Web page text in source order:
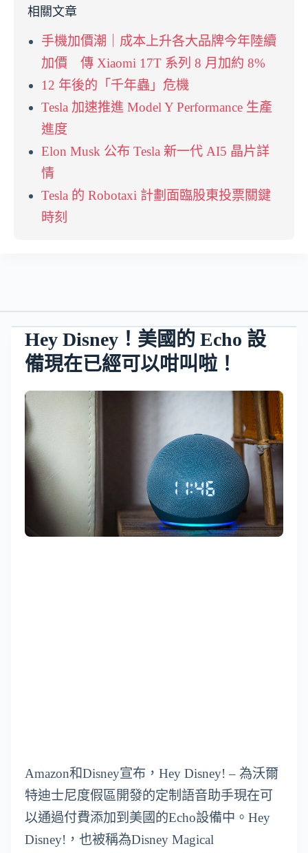
相關文章
手機加價潮｜成本上升各大品牌今年陸續
加價 傳 Xiaomi 17T 系列 8 月加約 8%
12 年後的「千年蟲」危機
Tesla 加速推進 Model Y Performance 生產
進度
Elon Musk 公布 Tesla 新一代 AI5 晶片詳
情
Tesla 的 Robotaxi 計劃面臨股東投票關鍵
時刻
Hey Disney！美國的 Echo 設
備現在已經可以咁叫啦！
Amazon和Disney宣布，Hey Disney! – 為沃爾
特迪士尼度假區開發的定制語音助手現在可
以通過付費添加到美國的Echo設備中。Hey
Disney!，也被稱為Disney Magical